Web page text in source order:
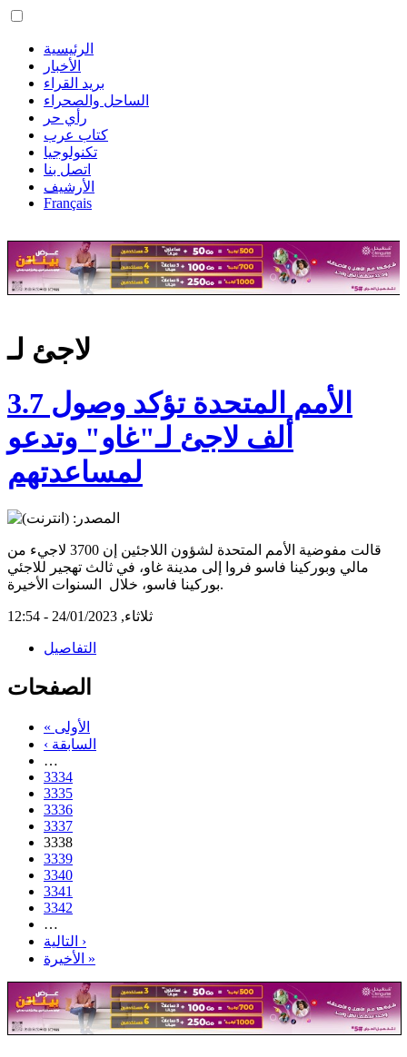
الرئيسية
الأخبار
بريد القراء
الساحل والصحراء
رأي حر
كتاب عرب
تكنولوجيا
اتصل بنا
الأرشيف
Français
لاجئ لـ
الأمم المتحدة تؤكد وصول 3.7
ألف لاجئ لـ"غاو" وتدعو
لمساعدتهم
قالت مفوضية الأمم المتحدة لشؤون اللاجئين إن 3700 لاجيء من
مالي وبوركينا فاسو فروا إلى مدينة غاو، في ثالث تهجير للاجئي
بوركينا فاسو، خلال السنوات الأخيرة.
ثلاثاء, 24/01/2023 - 12:54
التفاصيل
الصفحات
« الأولى
‹ السابقة
…
3334
3335
3336
3337
3338
3339
3340
3341
3342
…
التالية ›
الأخيرة »